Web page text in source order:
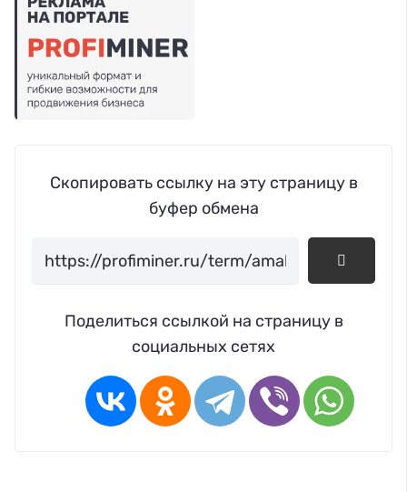
Скопировать ссылку на эту страницу в
буфер обмена
Поделиться ссылкой на страницу в
социальных сетях